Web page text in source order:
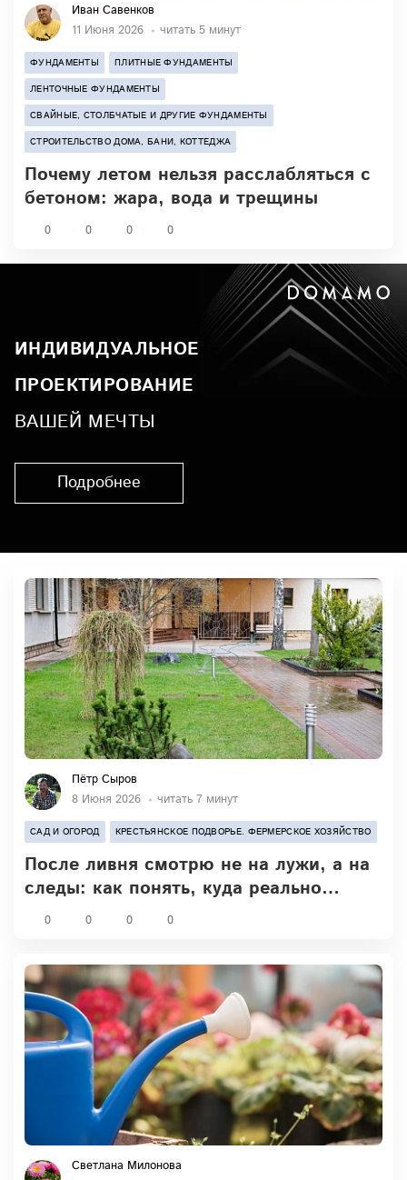
Иван Савенков
11 Июня 2026
читать 5 минут
ФУНДАМЕНТЫ ПЛИТНЫЕ ФУНДАМЕНТЫ
ЛЕНТОЧНЫЕ ФУНДАМЕНТЫ
СВАЙНЫЕ, СТОЛБЧАТЫЕ И ДРУГИЕ ФУНДАМЕНТЫ
СТРОИТЕЛЬСТВО ДОМА, БАНИ, КОТТЕДЖА
Почему летом нельзя расслабляться с
бетоном: жара, вода и трещины
0 0 0
0
ИНДИВИДУАЛЬНОЕ
ПРОЕКТИРОВАНИЕ
ВАШЕЙ МЕЧТЫ
Подробнее
Пётр Сыров
8 Июня 2026
читать 7 минут
САД И ОГОРОД КРЕСТЬЯНСКОЕ ПОДВОРЬЕ. ФЕРМЕРСКОЕ ХОЗЯЙСТВО
После ливня смотрю не на лужи, а на
следы: как понять, куда реально
уходит вода
0 0 0
0
Светлана Милонова